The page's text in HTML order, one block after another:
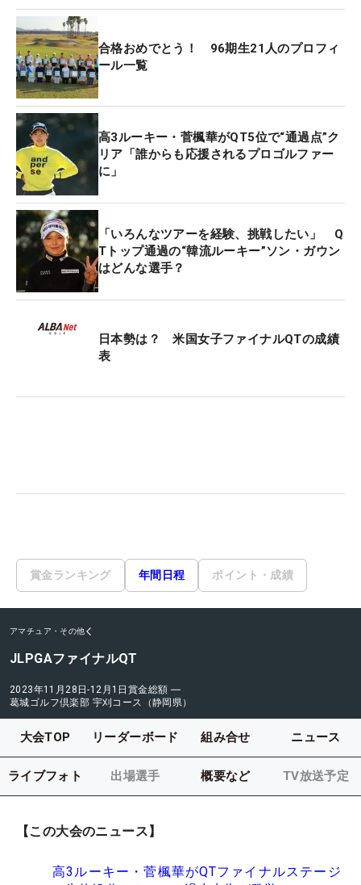
合格おめでとう！ 96期生21人のプロフィ
ール一覧
高3ルーキー・菅楓華がQT5位で“通過点”ク
リア「誰からも応援されるプロゴルファー
に」
「いろんなツアーを経験、挑戦したい」 Q
Tトップ通過の“韓流ルーキー”ソン・ガウン
はどんな選手？
日本勢は？ 米国女子ファイナルQTの成績
表
賞金ランキング 年間日程 ポイント・成績
アマチュア・その他
JLPGAファイナルQT
2023年11月28日-12月1日 賞金総額 ―
葛城ゴルフ倶楽部 宇刈コース（静岡県）
大会TOP リーダーボード 組み合せ ニュース
ライブフォト 出場選手 概要など TV放送予定
【この大会のニュース】
高3ルーキー・菅楓華がQTファイナルステージ